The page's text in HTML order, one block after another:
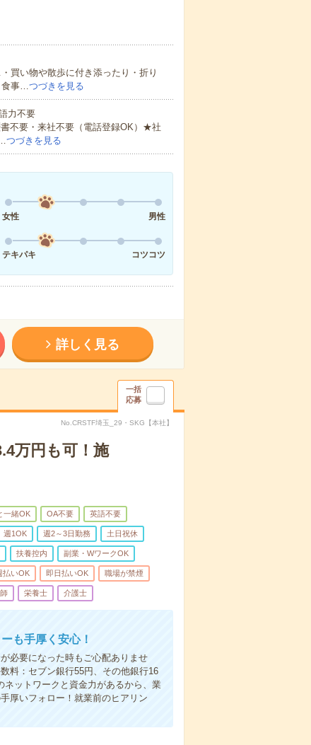
買い物や散歩に付き添ったり・折り
食事…つづきを見る
力不要
不要・来社不要（電話登録OK）★社
つづきを見る
女性
男性
テキパキ
コツコツ
詳しく見る
一括
応募
No.CRSTF埼玉_29・SKG【本社】
万円も可！施
一緒OK OA不要 英語不要
週1OK 週2～3日勤務 土日祝休
扶養控内 副業・WワークOK
払いOK 即日払いOK 職場が禁煙
栄養士 介護士
も手厚く安心！
必要になった時もご心配ありませ
料：セブン銀行55円、その他銀行16
ットワークと資金力があるから、業
厚いフォロー！就業前のヒアリン